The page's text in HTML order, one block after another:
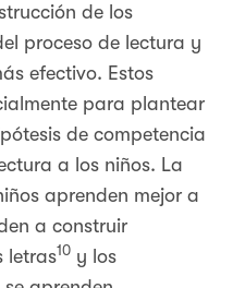
de los
proceso de lectura y
efectivo. Estos
para plantear
de competencia
a los niños. La
aprenden mejor a
a construir
letras10 y los